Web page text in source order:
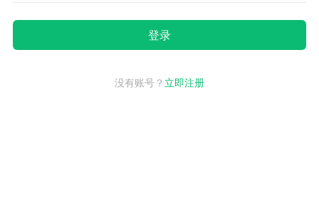
没有账号？ 立即注册